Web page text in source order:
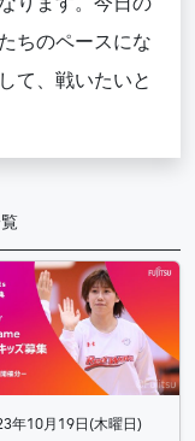
ちのペースにな
て、戦いたいと
年10月19日(木曜日)